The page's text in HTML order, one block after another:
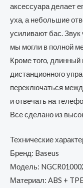
аксессуара делает
уха, а небольшие
усиливают бас.
мы могли в полной
Кроме того, длинный
дистанционного
переключаться
и отвечать на
Все сделано из
Технические
Бренд: Baseus
Модель:
Материал: ABS + TPE